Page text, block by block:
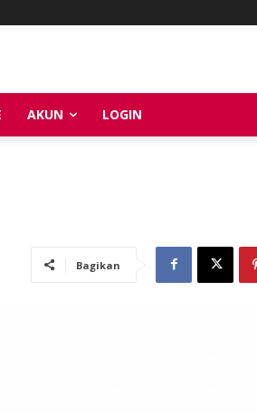
AKUN LOGIN
Bagikan